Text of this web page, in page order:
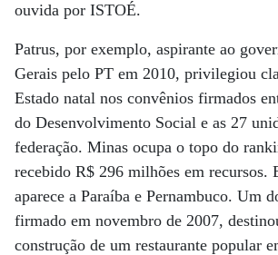
ouvida por ISTOÉ.
Patrus, por exemplo, aspirante ao
Gerais pelo PT em 2010, privilegiou
Estado natal nos convênios firmados
do Desenvolvimento Social e as 27
federação. Minas ocupa o topo do
recebido R$ 296 milhões em recursos.
aparece a Paraíba e Pernambuco. Um
firmado em novembro de 2007,
construção de um restaurante popular